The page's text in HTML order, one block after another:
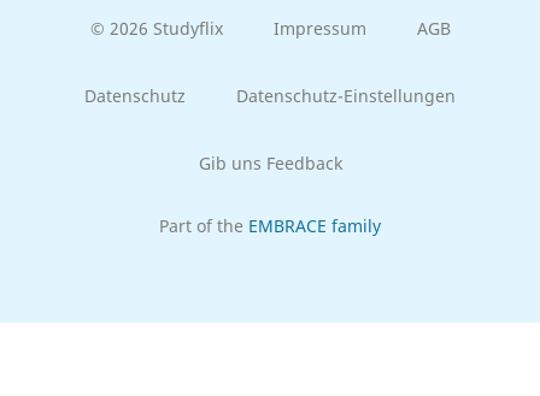
© 2026 Studyflix Impressum AGB
Datenschutz Datenschutz-Einstellungen
Gib uns Feedback
Part of the EMBRACE family